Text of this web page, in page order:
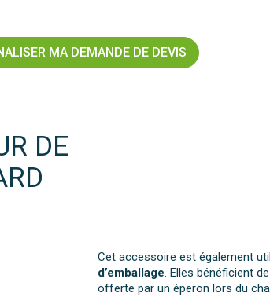
MA DEMANDE DE DEVIS
DE
Cet accessoire est également
d’emballage. Elles bénéficient
offerte par un éperon lors du